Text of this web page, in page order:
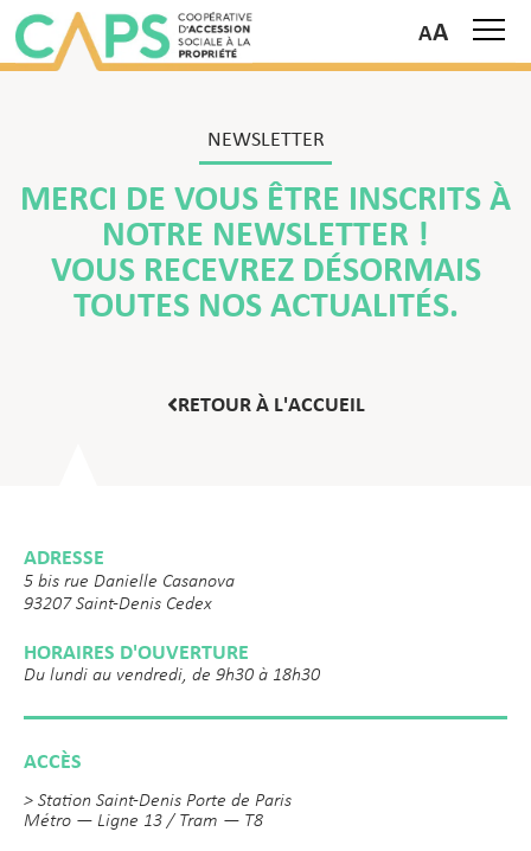
NEWSLETTER
MERCI DE VOUS ÊTRE INSCRITS À
NOTRE NEWSLETTER !
VOUS RECEVREZ DÉSORMAIS
TOUTES NOS ACTUALITÉS.
RETOUR À L'ACCUEIL
ADRESSE
5 bis rue Danielle Casanova
93207 Saint-Denis Cedex
HORAIRES D'OUVERTURE
Du lundi au vendredi, de 9h30 à 18h30
ACCÈS
> Station Saint-Denis Porte de Paris
Métro — Ligne 13 / Tram — T8
A